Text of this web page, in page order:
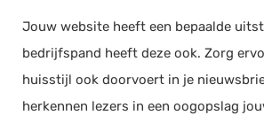
Jouw website heeft een bepaalde
bedrijfspand heeft deze ook. Zorg
huisstijl ook doorvoert in je
herkennen lezers in een oogopslag